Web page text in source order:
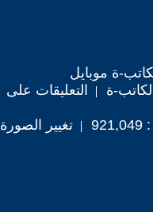
ة موبايل
ة
التعليقات على
تغيير الصورة